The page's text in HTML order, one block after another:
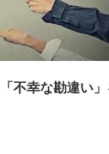
「不幸な勘違い